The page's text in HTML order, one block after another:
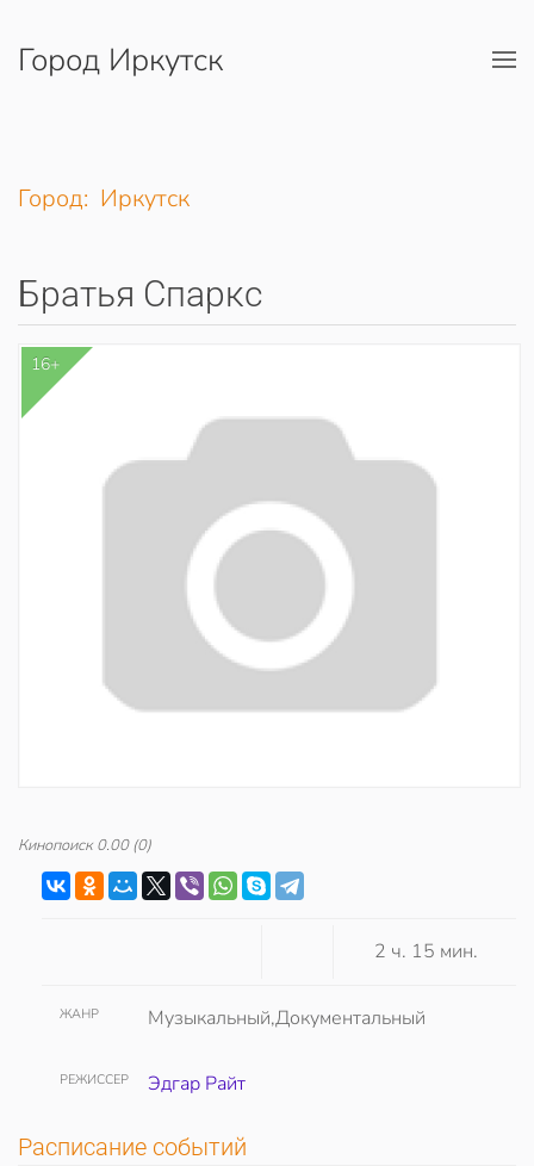
Перейти к содержимому
Город Иркутск
Город: Иркутск
Братья Спаркс
16+
Кинопоиск 0.00(0)
2 ч. 15 мин.
ЖАНР Музыкальный,Документальный
РЕЖИССЕР Эдгар Райт
Расписание событий